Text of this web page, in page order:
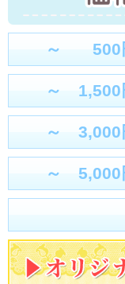
～ 500
～ 1,500
～ 3,000
～ 5,000